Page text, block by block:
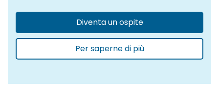
Diventa un ospite
Per saperne di più